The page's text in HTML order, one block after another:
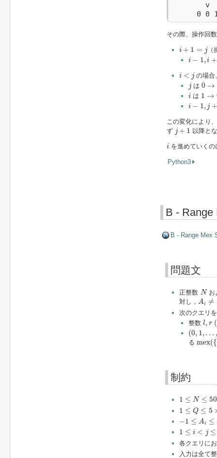
        v
0 0
その際、操作回
i + 1 = j
+ 1 = （
i − 1,i +
− i+ 1
i < j
< の場合
j は 0 →
0 →1
i
i は 1 →
1 →0
i − 1, j +
− j+ 1
この変化により
ず j + 1
+1 以降と
iを進めていくの
Python3
B - Range
B - Range Mex
問題文
正整数 N
N
対し， Ai ≠
Ai −1
次のクエリ
整数 l, r (
l, 1
(0, 1,… ,
(0 1, … N
る mex({
m e ( {
制約
1 ≤ N ≤
1 N ≤5000
1 ≤ Q ≤ 5
≤5 10
−1 ≤ Ai ≤
1≤ Ai N 1
1 ≤ i < j ≤
1 i< ≤ N
各クエリに
入力は全て